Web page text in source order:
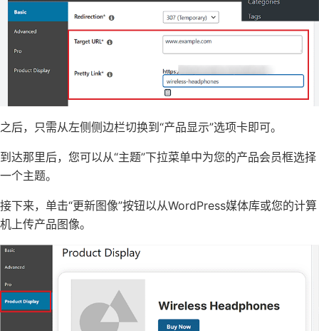
之后，只需从左侧侧边栏切换到“产品显示”选项卡即可。
到达那里后，您可以从“主题”下拉菜单中为您的产品会员框选择
一个主题。
接下来，单击“更新图像”按钮以从WordPress媒体库或您的计算
机上传产品图像。